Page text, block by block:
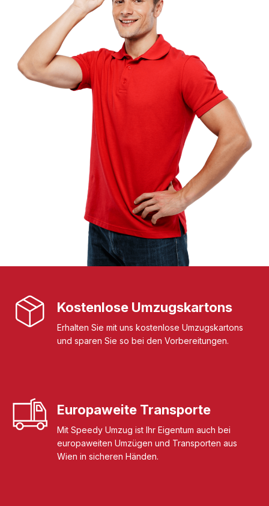
Kostenlose Umzugskartons
Erhalten Sie mit uns kostenlose Umzugskartons
und sparen Sie so bei den Vorbereitungen.
Europaweite Transporte
Mit Speedy Umzug ist Ihr Eigentum auch bei
europaweiten Umzügen und Transporten aus
Wien in sicheren Händen.